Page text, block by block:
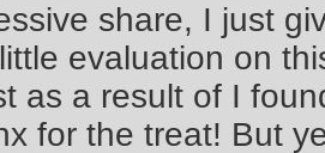
share, I just
evaluation on
as a result of I
for the treat! But